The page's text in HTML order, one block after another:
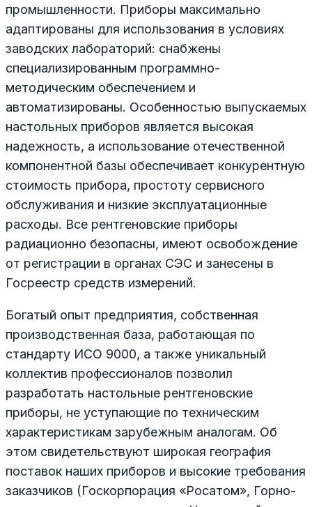
промышленности. Приборы максимально
адаптированы для использования в условиях
заводских лабораторий: снабжены
специализированным программно-
методическим обеспечением и
автоматизированы. Особенностью выпускаемых
настольных приборов является высокая
надежность, а использование отечественной
компонентной базы обеспечивает конкурентную
стоимость прибора, простоту сервисного
обслуживания и низкие эксплуатационные
расходы. Все рентгеновские приборы
радиационно безопасны, имеют освобождение
от регистрации в органах СЭС и занесены в
Госреестр средств измерений.
Богатый опыт предприятия, собственная
производственная база, работающая по
стандарту ИСО 9000, а также уникальный
коллектив профессионалов позволил
разработать настольные рентгеновские
приборы, не уступающие по техническим
характеристикам зарубежным аналогам. Об
этом свидетельствуют широкая география
поставок наших приборов и высокие требования
заказчиков (Госкорпорация «Росатом», Горно-